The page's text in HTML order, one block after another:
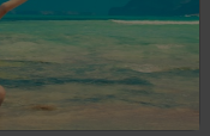
OBD
ιστορικού